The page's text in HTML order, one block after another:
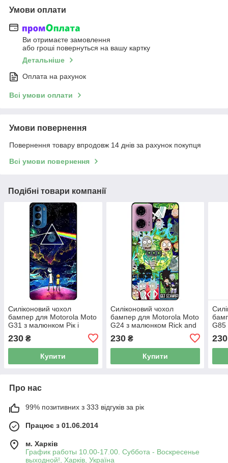
Умови оплати
Ви отримаєте замовлення
або гроші повернуться на вашу картку
Детальніше
Оплата на рахунок
Всі умови оплати
Умови повернення
Повернення товару впродовж 14 днів за рахунок покупця
Всі умови повернення
Подібні товари компанії
Силіконовий чохол
бампер для Motorola Moto
G31 з малюнком Рік і
230 ₴
Купити
Силіконовий чохол
бампер для Motorola Moto
G24 з малюнком Rick and
230₴
Купити
G85
230
Про нас
99% позитивних з 333 відгуків за рік
Працює з 01.06.2014
м. Харків
График работы 10.00-17.00. Суббота - Воскресенье
выходной!, Харків, Україна